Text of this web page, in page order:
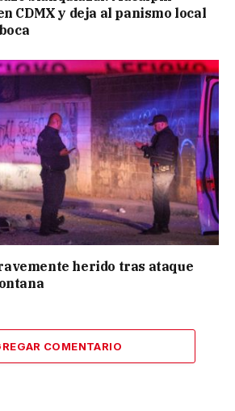
CDMX y deja al panismo local
herido tras ataque
COMENTARIO